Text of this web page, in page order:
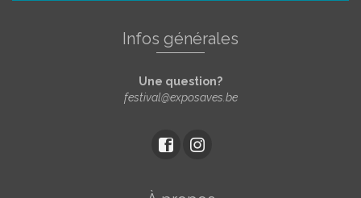
Infos générales
Une question?
festival@exposaves.be